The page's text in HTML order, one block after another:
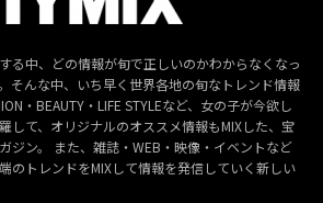
る中、どの情報が旬で正しいのかわからなくなっ
そんな中、いち早く世界各地の旬なトレンド情報
・BEAUTY・LIFE STYLEなど、女の子が今欲し
して、オリジナルのオススメ情報もMIXした、宝
ジン。 また、雑誌・WEB・映像・イベントなど
のトレンドをMIXして情報を発信していく新しい